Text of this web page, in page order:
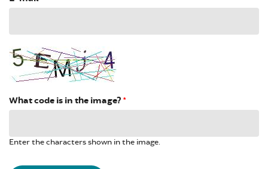
What code is in the image? *
Enter the characters shown in the image.